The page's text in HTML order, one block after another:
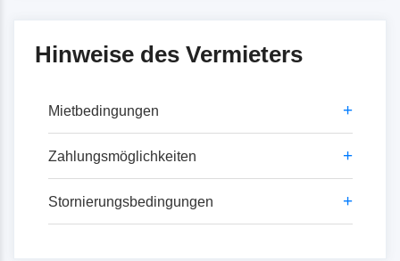
Hinweise des Vermieters
Mietbedingungen +
Mindestmietdauer
Hauptsaison 7 Übernachtungen, sonst 3
Übernachtungen.
Aufschläge für Kurzbuchungen
Zahlungsmöglichkeiten +
via Banküberweisung.
Anzahlung: 25 % bei Vertragsabschluss
Restzahlung: 14 Tage vor Anreise.
Stornierungsbedingungen +
Vom Tag der Buchung (schriftlich oder